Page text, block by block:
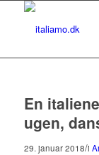
En
ugen,
29. januar 2018/i